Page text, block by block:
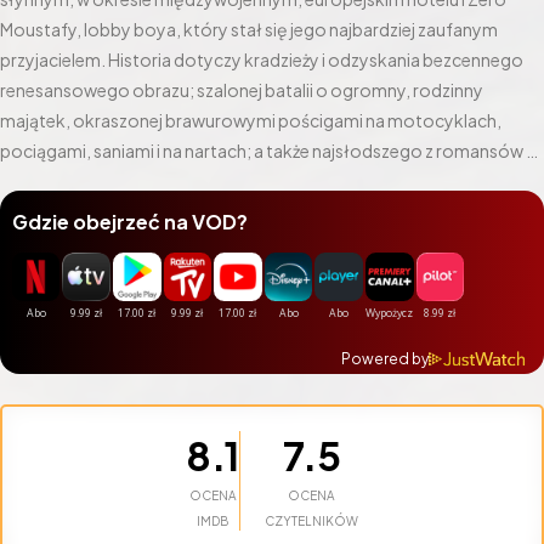
Moustafy, lobby boya, który stał się jego najbardziej zaufanym
przyjacielem. Historia dotyczy kradzieży i odzyskania bezcennego
renesansowego obrazu; szalonej batalii o ogromny, rodzinny
majątek, okraszonej brawurowymi pościgami na motocyklach,
pociągami, saniami i na nartach; a także najsłodszego z romansów –
brutalne piętno na całym kontynencie.
Gdzie obejrzeć na VOD?
Powered by
8.1
OCENA
IMDB
7.5
OCENA
CZYTELNIKÓW